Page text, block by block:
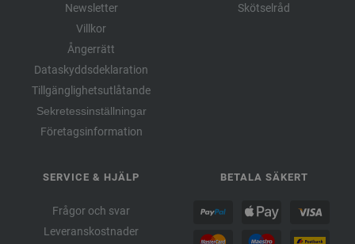
Newsletter
Villkor
Ångerrätt
Dataskyddsdeklaration
Tillgänglighetsutlåtande
Sekretessinställningar
Företagsinformation
Skötselråd
SERVICE & HJÄLP
Frågor och svar
Leveranskostnader
BETALA SÄKERT